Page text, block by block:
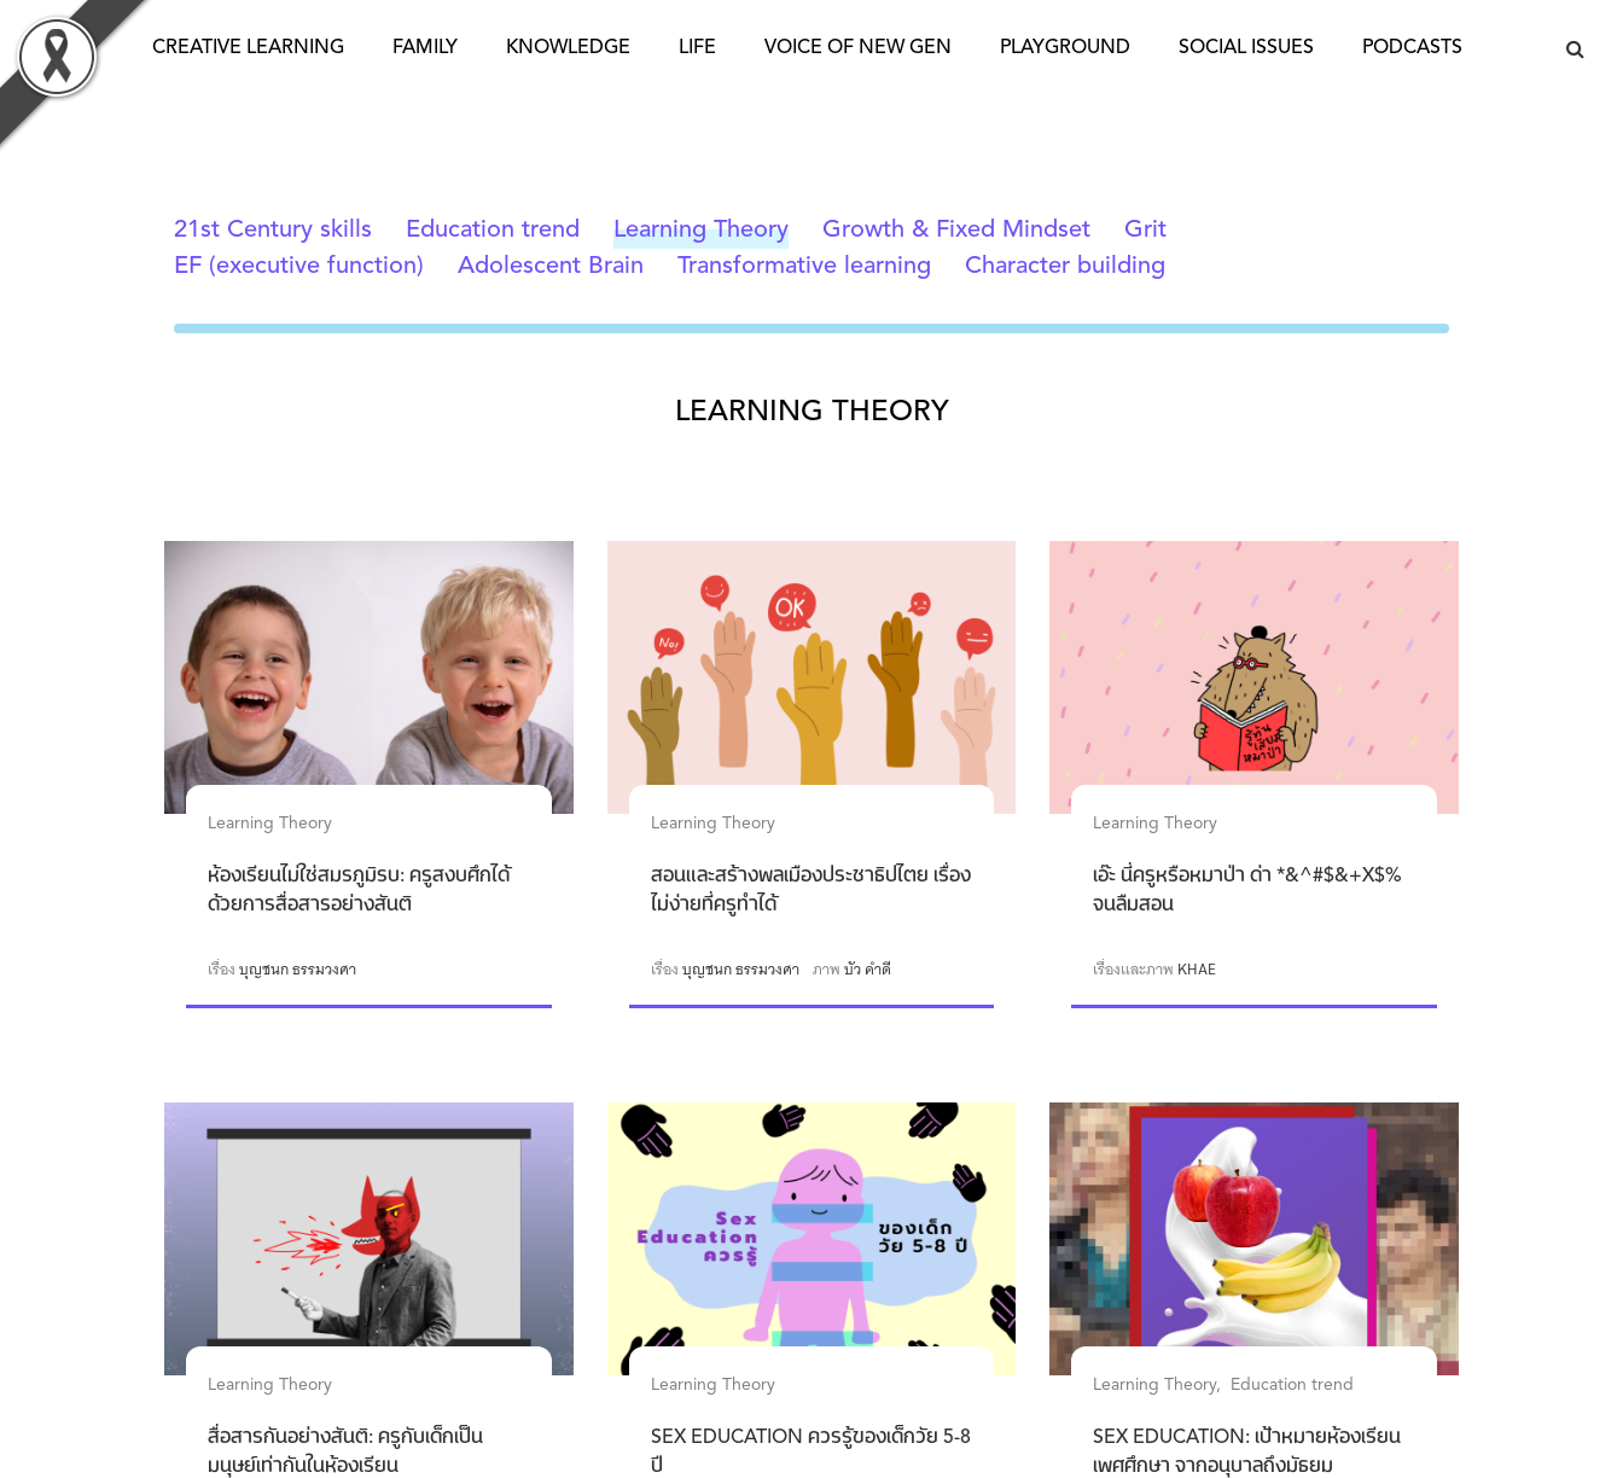
content
CREATIVE LEARNING FAMILY KNOWLEDGE LIFE VOICE OF NEW GEN PLAYGROUND SOCIAL ISSUES PODCASTS
21st Century skills Education trend Learning Theory Growth & Fixed Mindset
Grit
EF (executive function)
Adolescent Brain Transformative learning Character building
LEARNING THEORY
Learning Theory
ห้องเรียนไม่ใช่สมรภูมิรบ: ครูสงบศึกได้
ด้วยการสื่อสารอย่างสันติ
เรื่องบุญชนก ธรรมวงศา
Learning Theory
สอนและสร้างพลเมืองประชาธิปไตย เรื่อง
ไม่ง่ายที่ครูทำได้
เรื่องบุญชนก ธรรมวงศา ภาพบัว คำดี
Learning Theory
เอ๊ะ นี่ครูหรือหมาป่า ด่า *&^#$&+X$%
จนลืมสอน
เรื่องและภาพ KHAE
Learning Theory
สื่อสารกันอย่างสันติ: ครูกับเด็กเป็น
มนุษย์เท่ากันในห้องเรียน
Learning Theory
SEX EDUCATION ควรรู้ของเด็กวัย 5-8
ปี
Learning Theory Education trend
SEX EDUCATION: เป้าหมายห้องเรียน
เพศศึกษา จากอนุบาลถึงมัธยม